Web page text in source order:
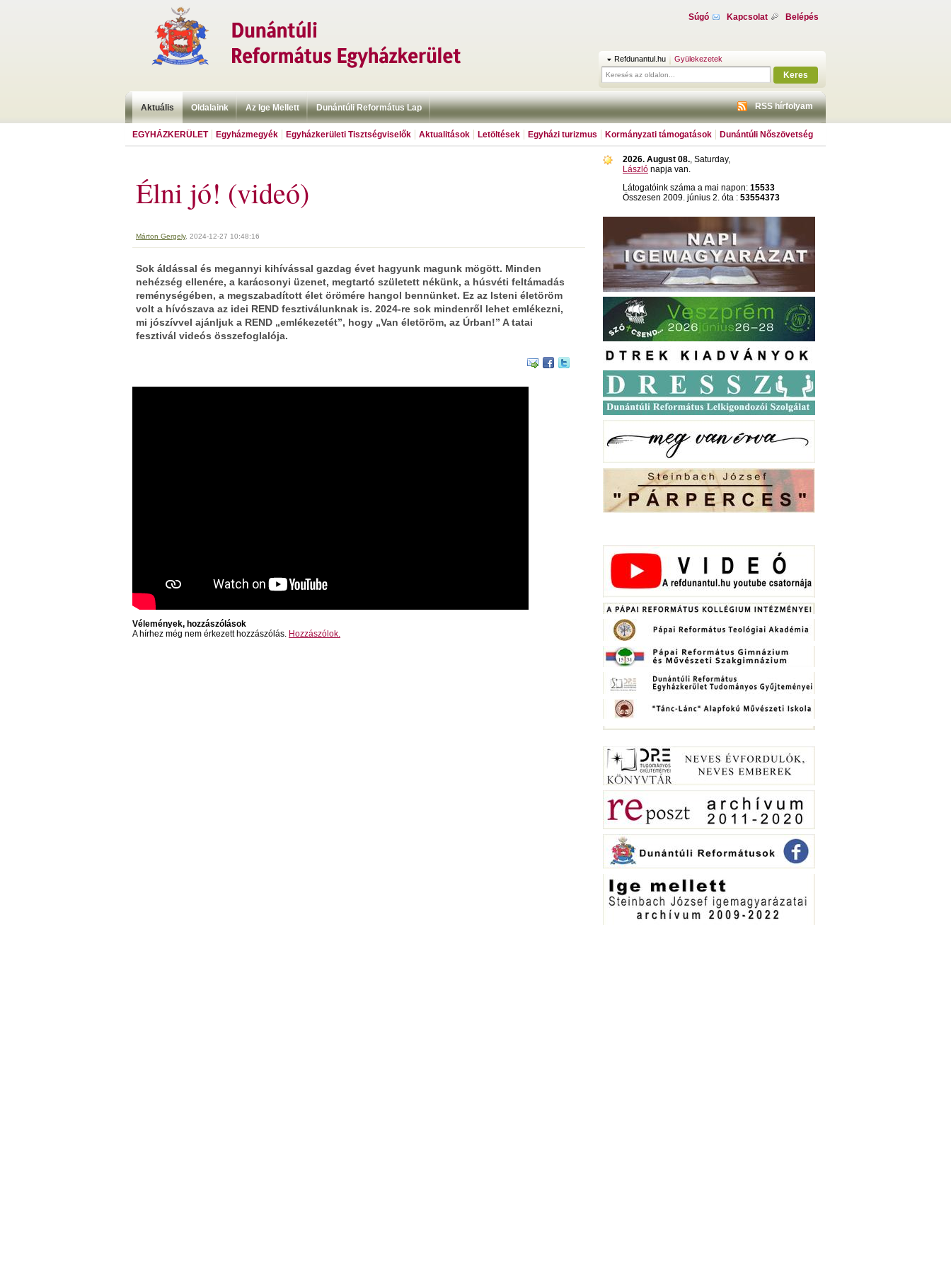
Súgó Kapcsolat Belépés
Refdunantul.hu Gyülekezetek
Keres
Aktuális Oldalaink Az Ige Mellett Dunántúli Református Lap RSS hírfolyam
EGYHÁZKERÜLET Egyházmegyék Egyházkerületi Tisztségviselők Aktualitások Letöltések Egyházi turizmus Kormányzati támogatások Dunántúli Nőszövetség
Élni jó! (videó)
Márton Gergely, 2024-12-27 10:48:16
Sok áldással és megannyi kihívással gazdag évet hagyunk magunk mögött. Minden
nehézség ellenére, a karácsonyi üzenet, megtartó született nékünk, a húsvéti feltámadás
reménységében, a megszabadított élet örömére hangol bennünket. Ez az Isteni életöröm
volt a hívószava az idei REND fesztiválunknak is. 2024-re sok mindenről lehet emlékezni,
mi jószívvel ajánljuk a REND „emlékezetét”, hogy „Van életöröm, az Úrban!” A tatai
fesztivál videós összefoglalója.
Vélemények, hozzászólások
A hírhez még nem érkezett hozzászólás. Hozzászólok.
2026. August 08., Saturday,
László napja van.
Látogatóink száma a mai napon: 15533
Összesen 2009. június 2. óta : 53554373